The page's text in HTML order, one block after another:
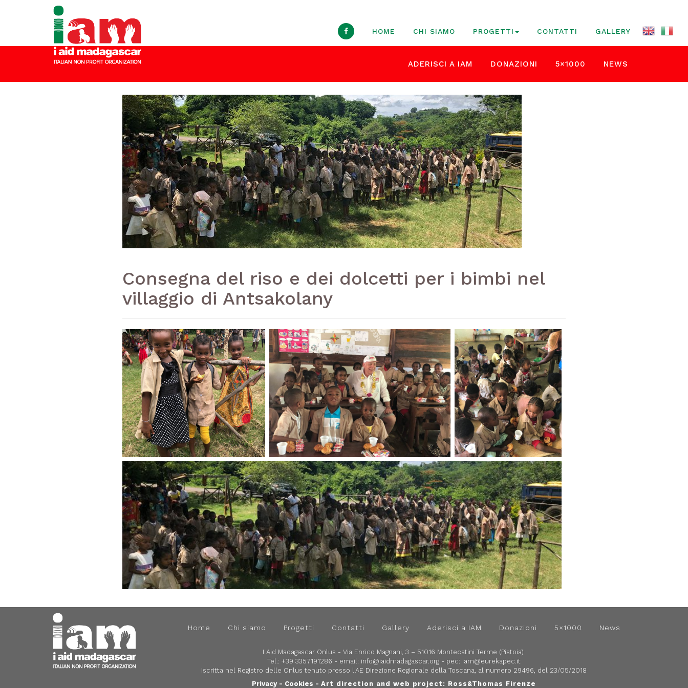
HOME CHI SIAMO PROGETTI CONTATTI GALLERY
ADERISCI A IAM DONAZIONI 5×1000 NEWS
Consegna del riso e dei dolcetti per i bimbi nel
villaggio di Antsakolany
Home Chi siamo Progetti Contatti Gallery Aderisci a IAM Donazioni 5×1000 News
I Aid Madagascar Onlus - Via Enrico Magnani, 3 – 51016 Montecatini Terme (Pistoia)
Tel.: +39 3357191286 - email: info@iaidmadagascar.org - pec: iam@eurekapec.it
Iscritta nel Registro delle Onlus tenuto presso l'AE Direzione Regionale della Toscana, al numero 29496, del 23/05/2018
Privacy- Cookies - Art direction and web project: Ross&Thomas Firenze